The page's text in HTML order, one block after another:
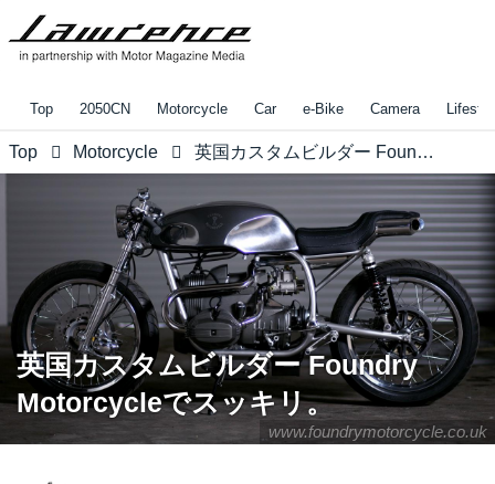
Top 2050CN Motorcycle Car e-Bike Camera
Top Motorcycle 英国カスタムビルダー Foundry Motorcycleでスッキリ。
www.foundrymotorcycle.co.uk
英国カスタムビルダー Foundry
Motorcycleでスッキリ。